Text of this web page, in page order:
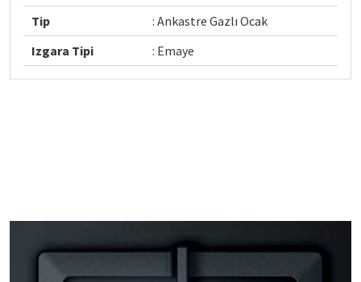
Tip
: Ankastre Gazlı Ocak
Izgara Tipi
: Emaye